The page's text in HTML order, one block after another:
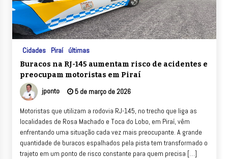
Cidades Piraí últimas
Buracos na RJ-145 aumentam risco de acidentes e
preocupam motoristas em Piraí
jponto 5 de março de 2026
Motoristas que utilizam a rodovia RJ-145, no trecho que liga as
localidades de Rosa Machado e Toca do Lobo, em Piraí, vêm
enfrentando uma situação cada vez mais preocupante. A grande
quantidade de buracos espalhados pela pista tem transformado o
trajeto em um ponto de risco constante para quem precisa […]